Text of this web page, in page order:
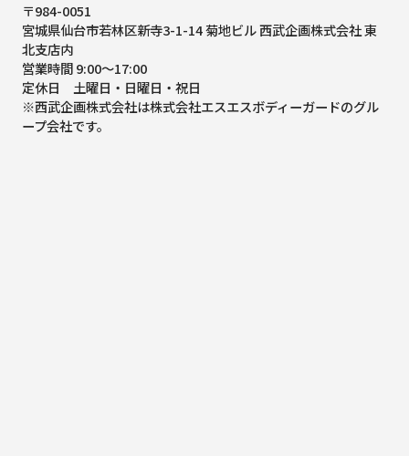
〒984-0051
宮城県仙台市若林区新寺3-1-14 菊地ビル 西武企画株式会社 東
北支店内
営業時間 9:00～17:00
定休日 土曜日・日曜日・祝日
※西武企画株式会社は株式会社エスエスボディーガードのグル
ープ会社です。